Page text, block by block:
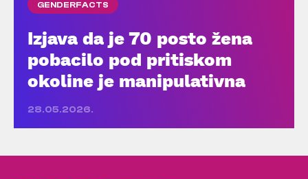
GENDERFACTS
Izjava da je 70 posto žena
pobacilo pod pritiskom
okoline je manipulativna
28.05.2026.